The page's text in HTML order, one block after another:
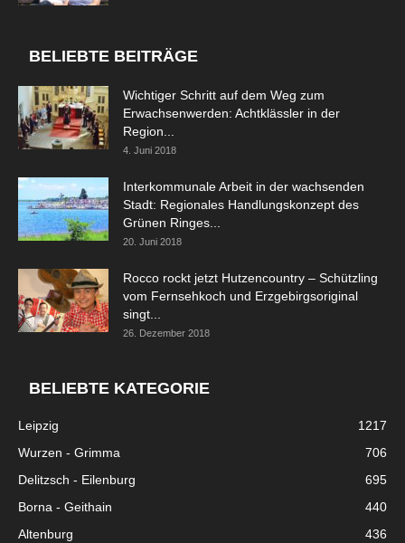
BELIEBTE BEITRÄGE
Wichtiger Schritt auf dem Weg zum
Erwachsenwerden: Achtklässler in der
Region...
4. Juni 2018
Interkommunale Arbeit in der wachsenden
Stadt: Regionales Handlungskonzept des
Grünen Ringes...
20. Juni 2018
Rocco rockt jetzt Hutzencountry – Schützling
vom Fernsehkoch und Erzgebirgsoriginal
singt...
26. Dezember 2018
BELIEBTE KATEGORIE
Leipzig
1217
Wurzen - Grimma
706
Delitzsch - Eilenburg
695
Borna - Geithain
440
Altenburg
436